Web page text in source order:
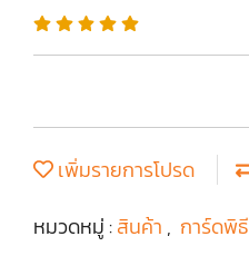
เพิ่มรายการโปรด
หมวดหมู่ :สินค้า , การ์ดพิธี